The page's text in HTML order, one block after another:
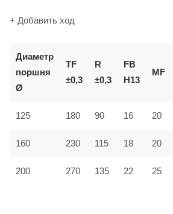
+ Добавить ход
Диаметр
поршня
Ø
TF
±0,3
R
±0,3
FB
H13
MF
125 180 90 16 20
160 230 115 18 20
200 270 135 22 25